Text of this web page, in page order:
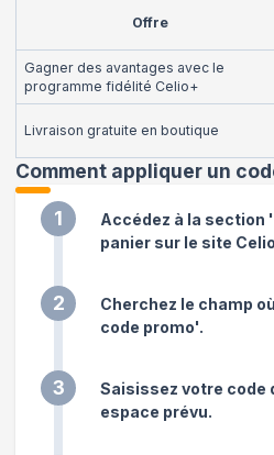
Offre
Gagner des avantages avec le
programme fidélité Celio+
Livraison gratuite en boutique
Comment appliquer un
1
Accédez à la
panier sur le site
2
Cherchez le champ
code promo'.
3
Saisissez votre code
espace prévu.